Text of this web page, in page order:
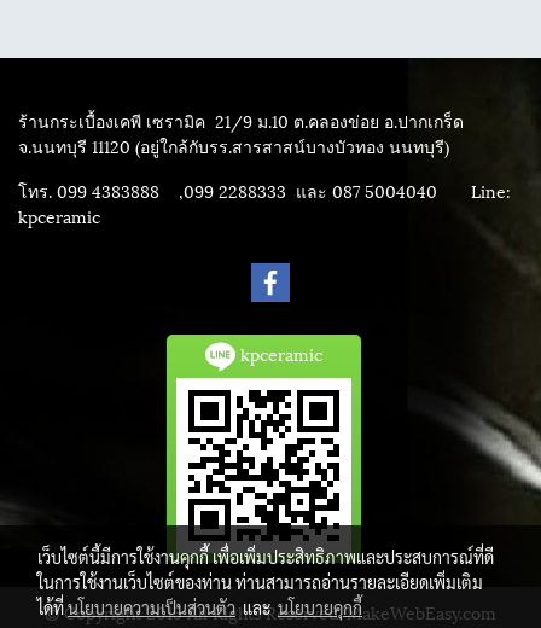
ร้านกระเบื้องเคพี เซรามิค 21/9 ม.10 ต.คลองข่อย อ.ปากเกร็ด
จ.นนทบุรี 11120 (อยู่ใกล้กับรร.สารสาสน์บางบัวทอง นนทบุรี)
โทร. 099 4383888 ,099 2288333 และ 087 5004040 Line:
kpceramic
kpceramic
© Copyright 2015 All Rights Reserved. MakeWebEasy.com
เว็บไซต์นี้มีการใช้งานคุกกี้ เพื่อเพิ่มประสิทธิภาพและประสบการณ์ที่ดี
ในการใช้งานเว็บไซต์ของท่าน ท่านสามารถอ่านรายละเอียดเพิ่มเติม
ได้ที่นโยบายความเป็นส่วนตัวและนโยบายคุกกี้